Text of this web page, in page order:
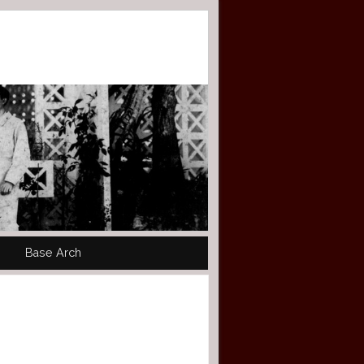
Base Arch